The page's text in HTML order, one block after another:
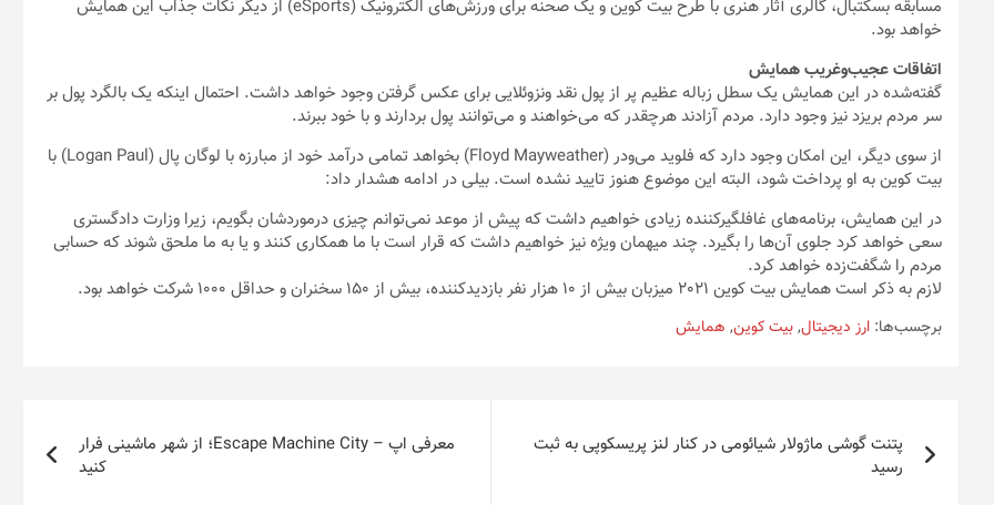
شوند
مسابقه بسکتبال، گالری آثار هنری با طرح بیت کوین و یک صحنه برای ورزش‌های الکترونیک (eSports) از دیگر نکات جذاب این همایش
خواهد بود.
اتفاقات عجیب‌وغریب همایش
گفته‌شده در این همایش یک سطل زباله عظیم پر از پول نقد ونزوئلایی برای عکس گرفتن وجود خواهد داشت. احتمال اینکه یک بالگرد پول بر
سر مردم بریزد نیز وجود دارد. مردم آزادند هرچقدر که می‌خواهند و می‌توانند پول بردارند و با خود ببرند.
از سوی دیگر، این امکان وجود دارد که فلوید می‌ودر (Floyd Mayweather) بخواهد تمامی درآمد خود از مبارزه با لوگان پال (Logan Paul) با
بیت کوین به او پرداخت شود، البته این موضوع هنوز تایید نشده است. بیلی در ادامه هشدار داد:
در این همایش، برنامه‌های غافلگیرکننده زیادی خواهیم داشت که پیش از موعد نمی‌توانم چیزی درموردشان بگویم، زیرا وزارت دادگستری
سعی خواهد کرد جلوی آن‌ها را بگیرد. چند میهمان ویژه نیز خواهیم داشت که قرار است با ما همکاری کنند و یا به ما ملحق شوند که حسابی
مردم را شگفت‌زده خواهد کرد.
لازم به ذکر است همایش بیت کوین 2021 میزبان بیش از 10 هزار نفر بازدیدکننده، بیش از 150 سخنران و حداقل 1000 شرکت خواهد بود.
برچسب‌ها: ارز دیجیتال,بیت کوین, همایش
راهبری
نوشتهپتنت گوشی ماژولار شیائومی در کنار لنز پریسکوپی به ثبت
رسید
معرفی اپ – Escape Machine City؛ از شهر ماشینی فرار
کنید